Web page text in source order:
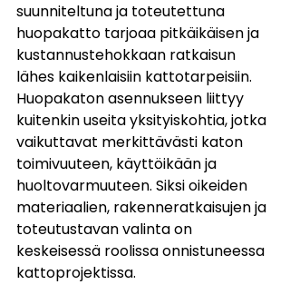
suunniteltuna ja toteutettuna
huopakatto tarjoaa pitkäikäisen ja
kustannustehokkaan ratkaisun
lähes kaikenlaisiin kattotarpeisiin.
Huopakaton asennukseen liittyy
kuitenkin useita yksityiskohtia, jotka
vaikuttavat merkittävästi katon
toimivuuteen, käyttöikään ja
huoltovarmuuteen. Siksi oikeiden
materiaalien, rakenneratkaisujen ja
toteutustavan valinta on
keskeisessä roolissa onnistuneessa
kattoprojektissa.